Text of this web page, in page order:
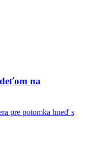
na
pre potomka hneď s